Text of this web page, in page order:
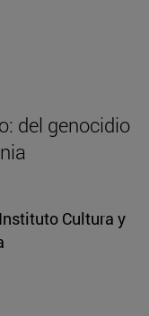
del genocidio
Cultura y